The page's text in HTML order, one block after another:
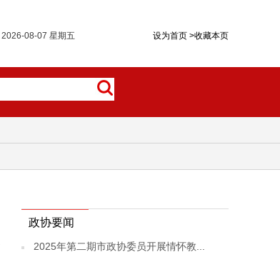
设为首页 >收藏本页
2026-08-07 星期五
政协要闻
2025年第二期市政协委员开展情怀教...